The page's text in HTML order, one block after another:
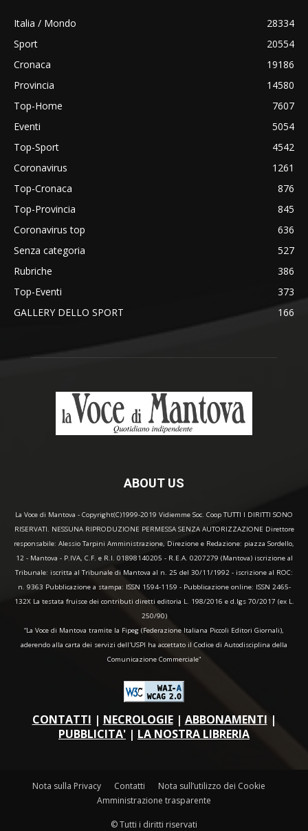
Italia / Mondo
28334
Sport
20554
Cronaca
19186
Provincia
14580
Top-Home
7607
Eventi
5054
Top-Sport
4542
Coronavirus
1261
Top-Cronaca
876
Top-Provincia
845
Coronavirus top
636
Senza categoria
527
Rubriche
386
Top-Eventi
373
GALLERY DELLO SPORT
166
ABOUT US
La Voce di Mantova - Copyright(C)1999-2019 Vidiemme Soc. Coop TUTTI I DIRITTI SONO
RISERVATI. NESSUNA RIPRODUZIONE PERMESSA SENZA AUTORIZZAZIONE Direttore
responsabile: Alessio Tarpini Amministrazione, Direzione e Redazione: piazza Sordello,
12 - Mantova - P.IVA, C.F. e R.I. 01898140205 - R.E.A. 0207279 (Mantova) iscrizione al
Tribunale: iscritta al Tribunale di Mantova al n. 25 del 30/11/1992 - iscrizione al ROC:
n. 9363 Pubblicazione a stampa: ISSN 1594-1159 - Pubblicazione online: ISSN 2465-
132X La testata fruisce dei contributi diretti editoria L. 198/2016 e d.lgs 70/2017 (ex L.
250/90)
“La Voce di Mantova tramite la Fipeg (Federazione Italiana Piccoli Editori Giornali),
aderendo alla carta dei servizi dell'USPI ha accettato il Codice di Autodisciplina della
Comunicazione Commerciale"
CONTATTI | NECROLOGIE| ABBONAMENTI |
PUBBLICITA' | LA NOSTRA LIBRERIA
Nota sulla Privacy Contatti
Nota sull’utilizzo dei Cookie
Amministrazione trasparente
© Tutti i diritti riservati